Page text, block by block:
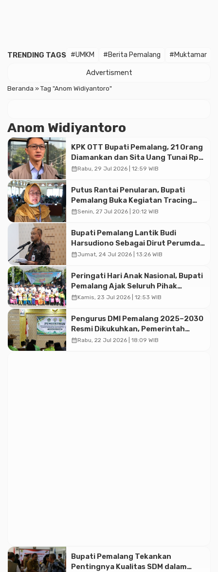
TRENDING TAGS #UMKM #Berita Pemalang #Muktamar
Advertisment
Beranda »Tag "Anom Widiyantoro"
Anom Widiyantoro
KPK OTT Bupati Pemalang, 21 Orang
Diamankan dan Sita Uang Tunai Rp2
Miliar Lebih
calendar_monthRabu, 29 Jul 2026 | 12:59 WIB
Putus Rantai Penularan, Bupati
Pemalang Buka Kegiatan Tracing
TBC Terintegrasi di Mulyoharjo
calendar_monthSenin, 27 Jul 2026 | 20:12 WIB
Bupati Pemalang Lantik Budi
Harsudiono Sebagai Dirut Perumda
Air Minum Tirta Mulia 2026–2031
calendar_monthJumat, 24 Jul 2026 | 13:26 WIB
Peringati Hari Anak Nasional, Bupati
Pemalang Ajak Seluruh Pihak
Perkuat Perlindungan Generasi
calendar_monthKamis, 23 Jul 2026 | 12:53 WIB
Pengurus DMI Pemalang 2025–2030
Resmi Dikukuhkan, Pemerintah
Daerah Ajak Perkuat Sinergi Sosial
calendar_monthRabu, 22 Jul 2026 | 18:09 WIB
Bupati Pemalang Tekankan
Pentingnya Kualitas SDM dalam